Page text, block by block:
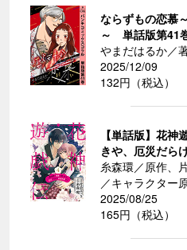
ならずもの恋慕
～ 単話版第41
やまだはるか／
2025/12/09
132円（税込）
【単話版】花神
きや、厄災だ
糸森環／原作、
／キャラクター
2025/08/25
165円（税込）